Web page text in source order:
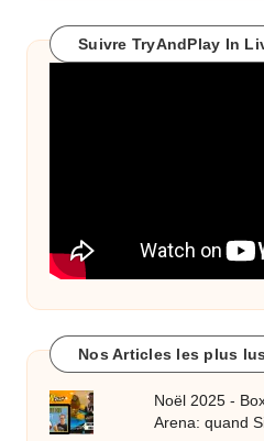
Suivre TryAndPlay In
Nos Articles les plus lus
Noël 2025 -
Arena: quand